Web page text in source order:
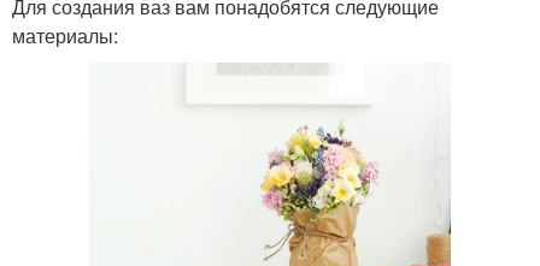
Для создания ваз вам понадобятся следующие
материалы: